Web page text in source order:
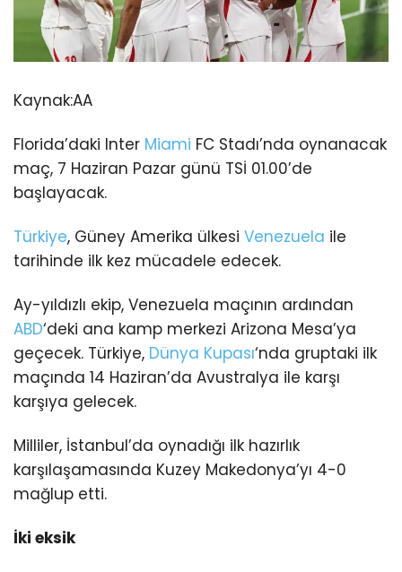
Kaynak:AA
Florida’daki Inter Miami FC Stadı’nda oynanacak
maç, 7 Haziran Pazar günü TSİ 01.00’de
başlayacak.
Türkiye, Güney Amerika ülkesi Venezuela ile
tarihinde ilk kez mücadele edecek.
Ay-yıldızlı ekip, Venezuela maçının ardından
ABD‘deki ana kamp merkezi Arizona Mesa’ya
geçecek. Türkiye, Dünya Kupası‘nda gruptaki ilk
maçında 14 Haziran’da Avustralya ile karşı
karşıya gelecek.
Milliler, İstanbul’da oynadığı ilk hazırlık
karşılaşamasında Kuzey Makedonya’yı 4-0
mağlup etti.
İki eksik